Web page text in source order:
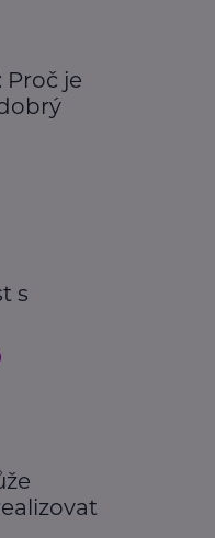
je
s